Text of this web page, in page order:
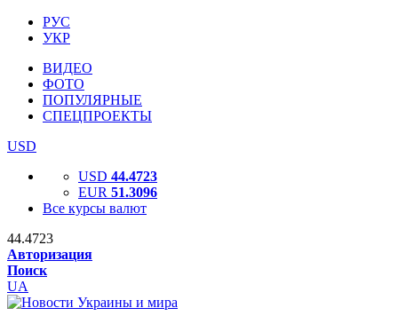
РУС
УКР
ВИДЕО
ФОТО
ПОПУЛЯРНЫЕ
СПЕЦПРОЕКТЫ
USD
USD 44.4723
EUR 51.3096
Все курсы валют
44.4723
Авторизация
Поиск
UA